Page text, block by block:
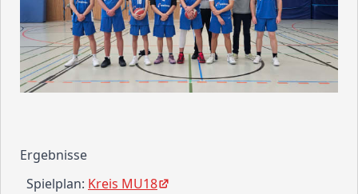
Ergebnisse
Spielplan: Kreis MU18